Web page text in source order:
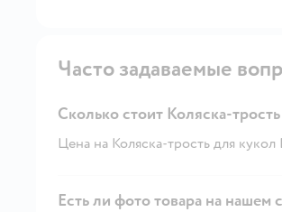
Часто задаваемые
Сколько стоит Коляска-
Цена на Коляска-трость для кукол
Есть ли фото товара на нашем